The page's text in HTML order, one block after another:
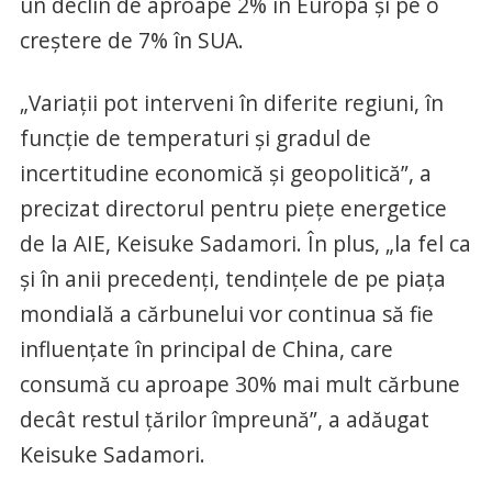
creştere de 7% în SUA.
„Variaţii pot interveni în diferite regiuni, în
funcţie de temperaturi şi gradul de
incertitudine economică şi geopolitică”, a
precizat directorul pentru pieţe energetice
de la AIE, Keisuke Sadamori. În plus, „la fel ca
şi în anii precedenţi, tendinţele de pe piaţa
mondială a cărbunelui vor continua să fie
influenţate în principal de China, care
consumă cu aproape 30% mai mult cărbune
decât restul ţărilor împreună”, a adăugat
Keisuke Sadamori.